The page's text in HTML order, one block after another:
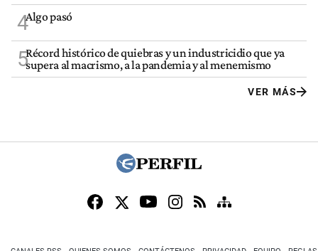
4Algo pasó
5Récord histórico de quiebras y un industricidio que ya
supera al macrismo, a la pandemia y al menemismo
VER MÁS